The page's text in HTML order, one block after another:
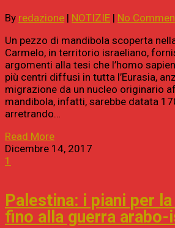
By redazione | NOTIZIE | No
Un pezzo di mandibola scoperta
Carmelo, in territorio israeliano,
argomenti alla tesi che l’homo
più centri diffusi in tutta l’Eurasia,
migrazione da un nucleo originario
mandibola, infatti, sarebbe datata
arretrando…
Read More
Dicembre 14, 2017
1
Palestina: i piani per
fino alla guerra arabo-